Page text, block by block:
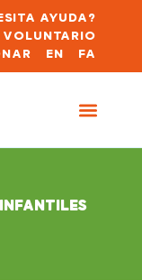
AYUDA?
VOLUNTARIO
EN FA